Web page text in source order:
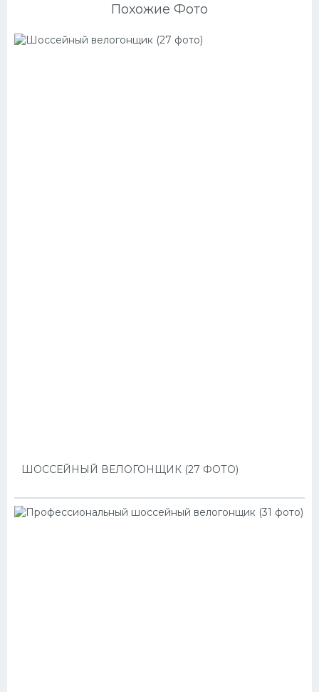
Похожие Фото
ШОССЕЙНЫЙ ВЕЛОГОНЩИК (27 ФОТО)